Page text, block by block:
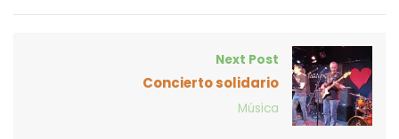
Next Post
Concierto solidario
Música